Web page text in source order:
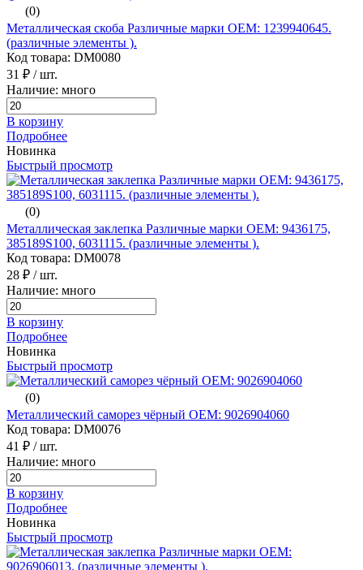
(0)
Металлическая скоба Различные марки ОЕМ: 1239940645.
(различные элементы ).
Код товара: DM0080
31 ₽ / шт.
Наличие: много
В корзину
Подробнее
Новинка
Быстрый просмотр
(0)
Металлическая заклепка Различные марки ОЕМ: 9436175,
385189S100, 6031115. (различные элементы ).
Код товара: DM0078
28 ₽ / шт.
Наличие: много
В корзину
Подробнее
Новинка
Быстрый просмотр
(0)
Металлический саморез чёрный ОЕМ: 9026904060
Код товара: DM0076
41 ₽ / шт.
Наличие: много
В корзину
Подробнее
Новинка
Быстрый просмотр